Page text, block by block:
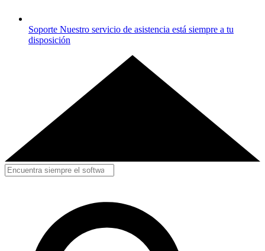
Soporte Nuestro servicio de asistencia está siempre a tu
disposición